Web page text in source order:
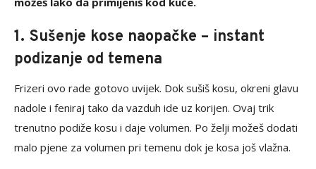
1. Sušenje kose naopačke – instant
podizanje od temena
Frizeri ovo rade gotovo uvijek. Dok sušiš kosu, okreni glavu
nadole i feniraj tako da vazduh ide uz korijen. Ovaj trik
trenutno podiže kosu i daje volumen. Po želji možeš dodati
malo pjene za volumen pri temenu dok je kosa još vlažna.